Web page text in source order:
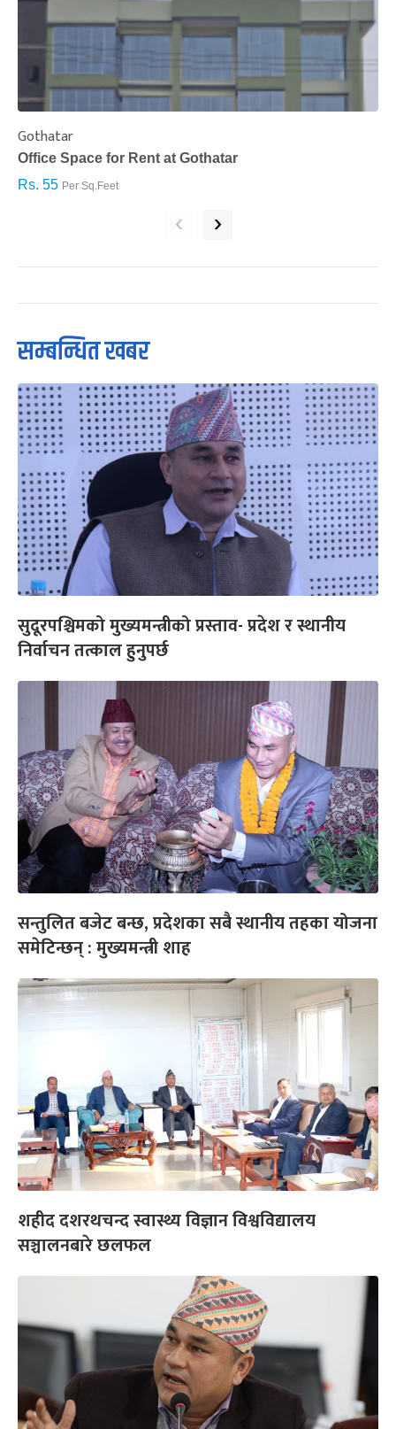
Gothatar
Office Space for Rent at Gothatar
Rs. 55 Per Sq.Feet
‹ ›
सम्बन्धित खबर
सुदूरपश्चिमको मुख्यमन्त्रीको प्रस्ताव- प्रदेश र स्थानीय
निर्वाचन तत्काल हुनुपर्छ
सन्तुलित बजेट बन्छ, प्रदेशका सबै स्थानीय तहका योजना
समेटिन्छन् : मुख्यमन्त्री शाह
शहीद दशरथचन्द स्वास्थ्य विज्ञान विश्वविद्यालय
सञ्चालनबारे छलफल